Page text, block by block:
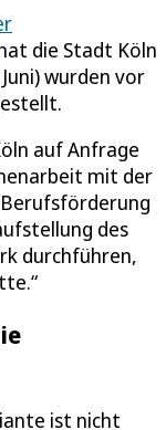
die Stadt Köln
wurden vor
auf Anfrage
mit der
des
durchführen,
ist nicht